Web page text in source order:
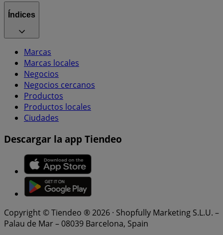
Índices
Marcas
Marcas locales
Negocios
Negocios cercanos
Productos
Productos locales
Ciudades
Descargar la app Tiendeo
Copyright © Tiendeo ® 2026 · Shopfully Marketing S.L.U. –
Palau de Mar – 08039 Barcelona, Spain